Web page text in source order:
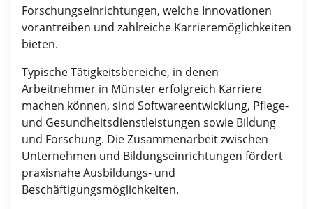
Forschungseinrichtungen, welche Innovationen
vorantreiben und zahlreiche Karrieremöglichkeiten
bieten.
Typische Tätigkeitsbereiche, in denen
Arbeitnehmer in Münster erfolgreich Karriere
machen können, sind Softwareentwicklung, Pflege-
und Gesundheitsdienstleistungen sowie Bildung
und Forschung. Die Zusammenarbeit zwischen
Unternehmen und Bildungseinrichtungen fördert
praxisnahe Ausbildungs- und
Beschäftigungsmöglichkeiten.